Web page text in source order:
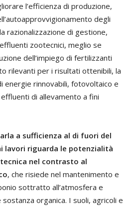
l’efficienza di produzione,
degli
razionalizzazione di gestione,
zootecnici, meglio se
dell’impiego di fertilizzanti
rilevanti per i risultati ottenibili, la
energie rinnovabili, fotovoltaico e
di allevamento a fini
a sufficienza al di fuori del
lavori riguarda le potenzialità
nel contrasto al
, che risiede nel mantenimento e
sottratto all’atmosfera e
organica. I suoli, agricoli e